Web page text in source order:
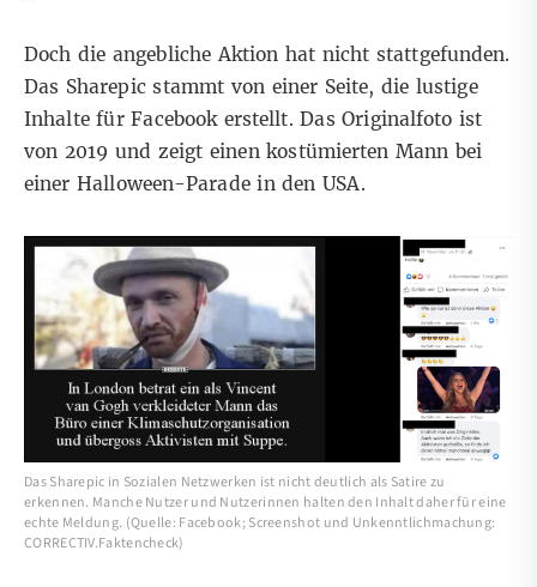
Doch die angebliche Aktion hat nicht stattgefunden.
Das Sharepic stammt von einer Seite, die lustige
Inhalte für Facebook erstellt. Das Originalfoto ist
von 2019 und zeigt einen kostümierten Mann bei
einer Halloween-Parade in den USA.
Das Sharepic in Sozialen Netzwerken ist nicht deutlich als Satire zu
erkennen. Manche Nutzer und Nutzerinnen halten den Inhalt daher für eine
echte Meldung. (Quelle: Facebook; Screenshot und Unkenntlichmachung:
CORRECTIV.Faktencheck)